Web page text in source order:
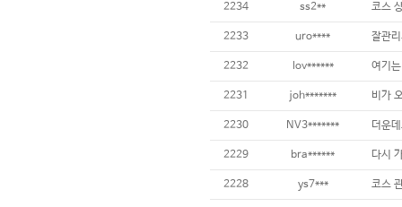
2234 ss2**
2233 uro**** 잘관
2232 lov******
2231 joh*******
2230 NV3*******
2229 bra******
2228 ys7***